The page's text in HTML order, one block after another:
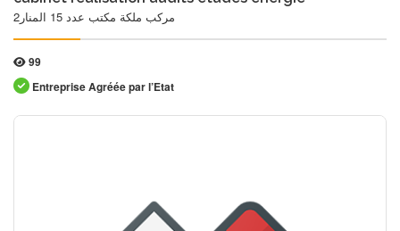
مركب ملكة مكتب عدد 15 المنار2
99
Entreprise Agréée par l’Etat